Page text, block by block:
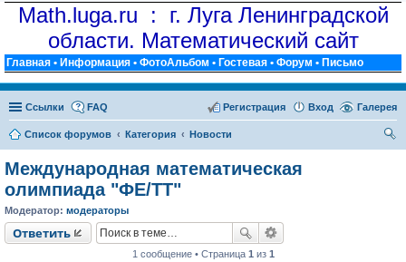
Math.luga.ru : г. Луга Ленинградской
области. Математический сайт
Главная • Информация • ФотоАльбом • Гостевая • Форум • Письмо
Ссылки Галерея
FAQ Вход
Регистрация
Список форумов Категория
Новости
Международная математическая
олимпиада "ФЕ/ТТ"
Модератор: модераторы
Ответить
1 сообщение • Страница 1 из 1